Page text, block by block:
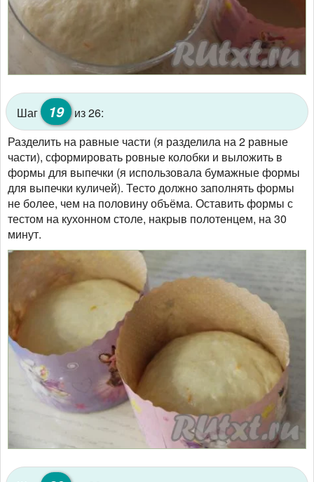
Шаг 19 из 26:
Разделить на равные части (я разделила на 2 равные
части), сформировать ровные колобки и выложить в
формы для выпечки (я использовала бумажные формы
для выпечки куличей). Тесто должно заполнять формы
не более, чем на половину объёма. Оставить формы с
тестом на кухонном столе, накрыв полотенцем, на 30
минут.